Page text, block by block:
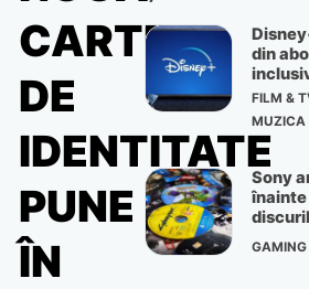
CARTE
DE
IDENTITATE
PUNE
ÎN
din
FILM &
MUZICA
Sony
înainte
ciuda
GAMING